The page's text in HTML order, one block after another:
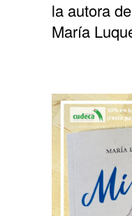
la autora
María